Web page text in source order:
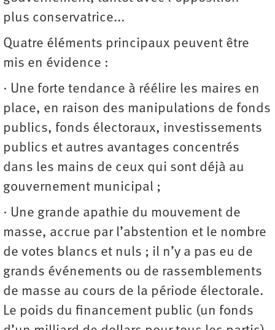
plus ­conservatrice...
Quatre éléments principaux peuvent être
mis en évidence :
∙ Une forte tendance à réélire les maires en
place, en raison des manipulations de fonds
publics, fonds électoraux, investissements
publics et autres avantages concentrés
dans les mains de ceux qui sont déjà au
gouvernement municipal ;
∙ Une grande apathie du mouvement de
masse, accrue par l’abstention et le nombre
de votes blancs et nuls ; il n’y a pas eu de
grands événements ou de rassemblements
de masse au cours de la période électorale.
Le poids du financement public (un fonds